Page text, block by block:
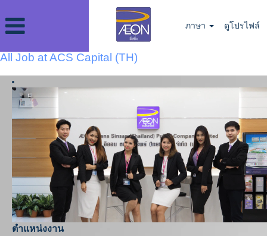
ภาษา ดูโปรไฟล์
All Job at ACS Capital (TH)
ตำแหน่งงาน